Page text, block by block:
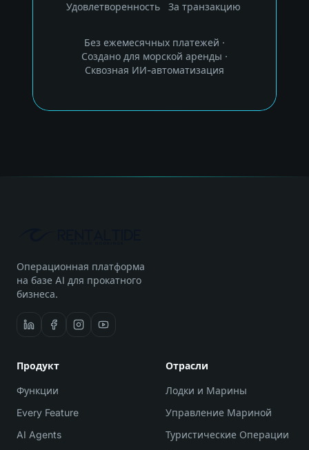
Удовлетворенность За транзакцию
Без ежемесячных платежей ·
Создано для морской аренды ·
Сквозная ИИ-автоматизация
Операционная платформа
на базе AI для прокатного
бизнеса.
Продукт
Функции
Every Feature
AI Agents
Отрасли
Лодки и Марины
Управление Мариной
Туристические Операции